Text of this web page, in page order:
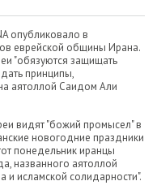
опубликовало в
еврейской общины Ирана.
"обязуются защищать
принципы,
аятоллой Саидом Али
видят "божий промысел" в
новогодние праздники
понедельник иранцы
названного аятоллой
и исламской солидарности".